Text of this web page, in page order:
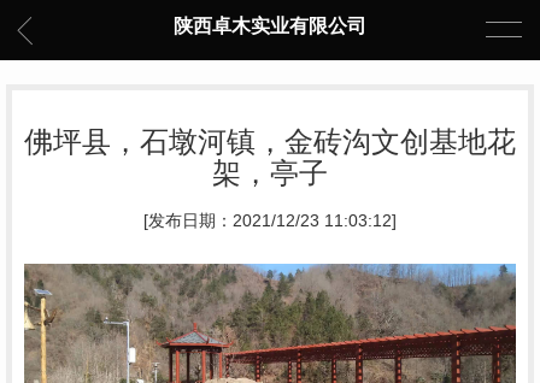
陕西卓木实业有限公司
佛坪县，石墩河镇，金砖沟文创基地花
架，亭子
[发布日期：2021/12/23 11:03:12]